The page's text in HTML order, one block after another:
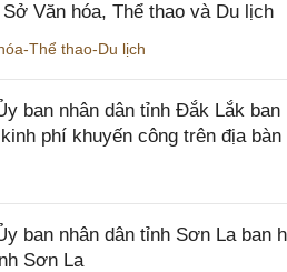
Văn hóa, Thể thao và Du lịch
Thể thao-Du lịch
ban nhân dân tỉnh Đắk Lắk
phí khuyến công trên địa
ban nhân dân tỉnh Sơn La ban
Sơn La